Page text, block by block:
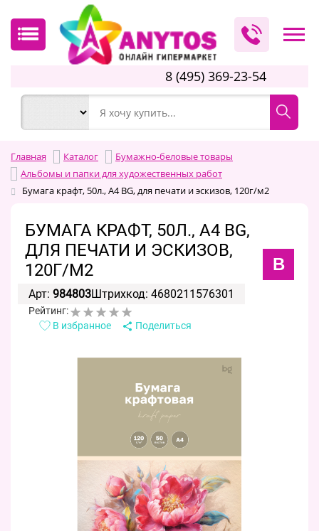
8 (495) 369-23-54
Главная Каталог
Бумажно-беловые товары
Альбомы и папки для художественных работ
Бумага крафт, 50л., А4 BG, для печати и эскизов, 120г/м2
БУМАГА КРАФТ, 50Л., А4 BG,
ДЛЯ ПЕЧАТИ И ЭСКИЗОВ,
120Г/М2
B
Арт: 984803Штрихкод: 4680211576301
Рейтинг:
В избранное
Поделиться